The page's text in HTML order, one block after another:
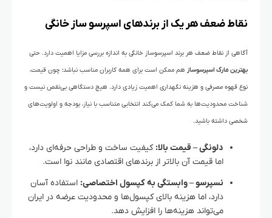
نقاط ضعف هر یک از برندهای اسپرسو ساز خانگی
آگاهی از نقاط ضعف هر برند اسپرسوساز خانگی به اندازه بررسی مزایا اهمیت دارد. حتی
بهترین مارک اسپرسوساز هم ممکن است برای همه کاربران مناسب نباشد؛ چون قیمت،
نوع قهوه مصرفی و هزینه نگهداری اهمیت زیادی دارد. هیچ دستگاهی بی‌نقص نیست و
شناخت محدودیت‌ها به شما کمک می‌کند انتخابی متناسب با نیاز، بودجه و اولویت‌های
شخصی داشته باشید.
دلونگی – قیمت بالا: کیفیت ساخت و طراحی حرفه‌ای دارد،
اما قیمت آن بالاتر از برندهای اقتصادی مانند نوا است.
نسپرسو – وابستگی به کپسول اختصاصی: استفاده آسان
دارد، اما هزینه بالای کپسول‌ها و محدودیت عرضه در ایران
می‌تواند هزینه‌ها را افزایش دهد.